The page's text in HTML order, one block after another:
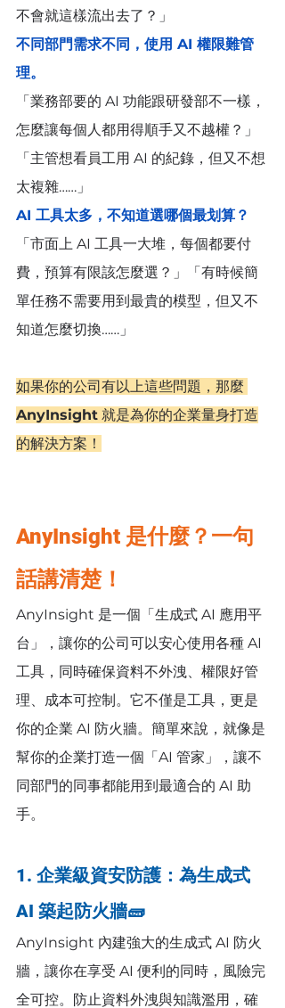
不會就這樣流出去了？」
不同部門需求不同，使用 AI 權限難管
理。
「業務部要的 AI 功能跟研發部不一樣，
怎麼讓每個人都用得順手又不越權？」
「主管想看員工用 AI 的紀錄，但又不想
太複雜……」
AI 工具太多，不知道選哪個最划算？
「市面上 AI 工具一大堆，每個都要付
費，預算有限該怎麼選？」「有時候簡
單任務不需要用到最貴的模型，但又不
知道怎麼切換……」
如果你的公司有以上這些問題，那麼
AnyInsight 就是為你的企業量身打造
的解決方案！
AnyInsight 是什麼？一句
話講清楚！
AnyInsight 是一個「生成式 AI 應用平
台」，讓你的公司可以安心使用各種 AI
工具，同時確保資料不外洩、權限好管
理、成本可控制。它不僅是工具，更是
你的企業 AI 防火牆。簡單來說，就像是
幫你的企業打造一個「AI 管家」，讓不
同部門的同事都能用到最適合的 AI 助
手。
1. 企業級資安防護：為生成式
AI 築起防火牆🧱
AnyInsight 內建強大的生成式 AI 防火
牆，讓你在享受 AI 便利的同時，風險完
全可控。防止資料外洩與知識濫用，確